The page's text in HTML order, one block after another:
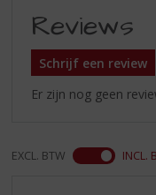
Reviews
Schrijf een review
Er zijn nog geen
EXCL. BTW INCL.